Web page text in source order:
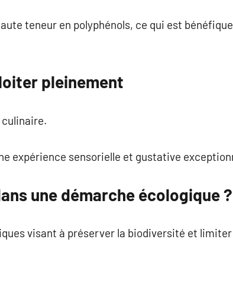
teneur en polyphénols, ce qui est
pleinement
culinaire.
expérience sensorielle et gustative
une démarche écologique ?
visant à préserver la biodiversité et limiter